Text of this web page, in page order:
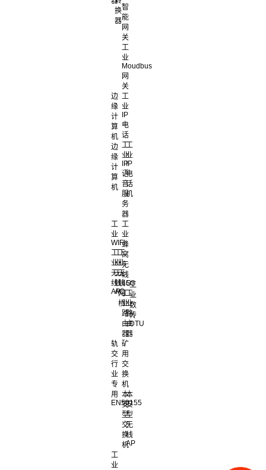
换
器
智
能
网
关
工
业
Moudbus
网
关
边
缘
计
算
机
边
缘
计
算
机
工
业
IP
电
话
工
业
IP
语
音
服
务
器
工
业
IP
电
话
机
工
业
WIFI
工
业
无
线
AP
工
业
无
线
AC
工
业
无
线
网
桥
工
业
蜂
窝
无
线
4G
工
业
路
由
器
5G
工
业
路
由
器
工
业
数
传
DTU
轨
交
行
业
专
用
EN50155
矿
用
交
换
机
本
安
型
交
换
机
本
安
型
无
线
AP
工
业